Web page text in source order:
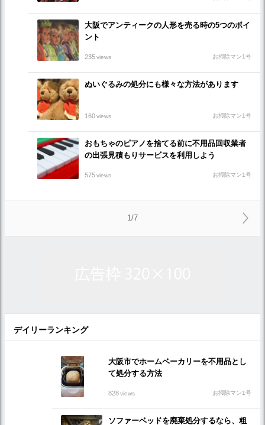
大阪でアンティークの人形を売る時の5つのポイ
ント
235views お掃除マン1号
ぬいぐるみの処分にも様々な方法があります
160views お掃除マン1号
おもちゃのピアノを捨てる前に不用品回収業者
の出張見積もりサービスを利用しよう
575views お掃除マン1号
1/7
デイリーランキング
大阪市でホームベーカリーを不用品とし
て処分する方法
828views お掃除マン1号
ソファーベッドを廃棄処分するなら、粗